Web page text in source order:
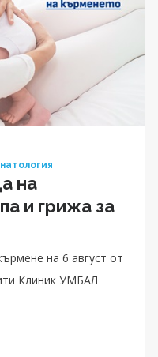
на
и грижа за
на 6 август от
Клиник УМБАЛ